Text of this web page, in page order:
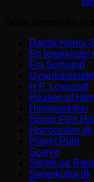
Dansk Horror
En lejemorder
Fra Sortsand
H.P. Lovecraft
Heaven of
Himmelskibet
Horror Film
Horrorsiden.dk
Planet Pulp
Scaryo
Skræk og
Superkultur.dk